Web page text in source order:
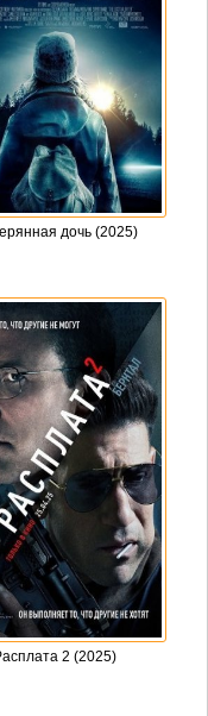
дочь (2025)
2 (2025)